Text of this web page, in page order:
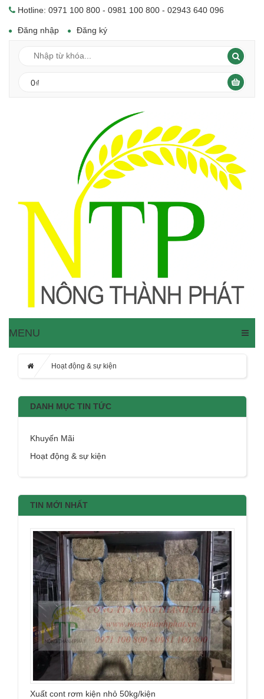
Hotline: 0971 100 800 - 0981 100 800 - 02943 640 096
Đăng nhập Đăng ký
0₫
MENU
Hoạt động & sự kiện
DANH MỤC TIN TỨC
Khuyến Mãi
Hoạt động & sự kiện
TIN MỚI NHẤT
Xuất cont rơm kiện nhỏ 50kg/kiện